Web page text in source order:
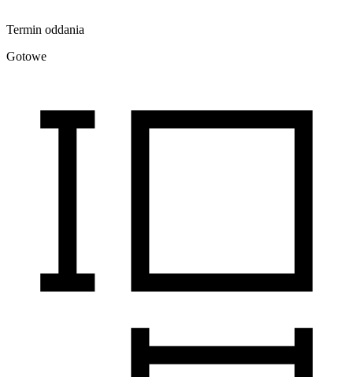
Termin oddania
Gotowe